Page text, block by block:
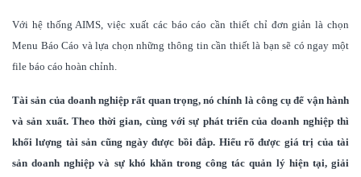
Với hệ thống AIMS, việc xuất các báo cáo cần thiết chỉ đơn giản là chọn
Menu Báo Cáo và lựa chọn những thông tin cần thiết là bạn sẽ có ngay một
file báo cáo hoàn chỉnh.
Tài sản của doanh nghiệp rất quan trọng, nó chính là công cụ để vận hành
và sản xuất. Theo thời gian, cùng với sự phát triển của doanh nghiệp thì
khối lượng tài sản cũng ngày được bồi đắp. Hiểu rõ được giá trị của tài
sản doanh nghiệp và sự khó khăn trong công tác quản lý hiện tại, giải